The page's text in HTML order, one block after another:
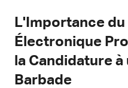
L'Importance
Électronique
la Candidature
Barbade